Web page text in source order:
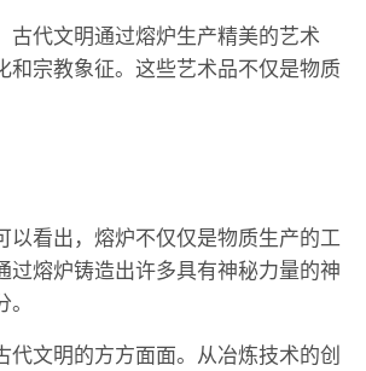
代文明通过熔炉生产精美的艺术
宗教象征。这些艺术品不仅是物质
看出，熔炉不仅仅是物质生产的工
熔炉铸造出许多具有神秘力量的神
文明的方方面面。从冶炼技术的创